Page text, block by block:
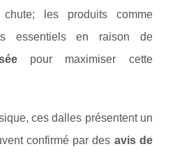
les produits comme
essentiels en raison de
pour maximiser cette
ces dalles présentent un
confirmé par des avis de